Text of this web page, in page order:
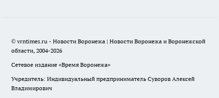
© vrntimes.ru - Новости Воронежа | Новости Воронежа и Воронежской
области, 2004-2026
Сетевое издание «Время Воронежа»
Учредитель: Индивидуальный предприниматель Суворов Алексей
Владимирович